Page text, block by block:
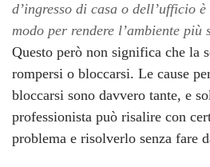
d’ingresso di casa o dell’ufficio
modo per rendere l’ambiente più
Questo però non significa che la
rompersi o bloccarsi. Le cause
bloccarsi sono davvero tante, e
professionista può risalire con
problema e risolverlo senza fare